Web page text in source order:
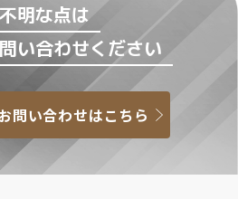
明な点は
い合わせください
問い合わせはこちら